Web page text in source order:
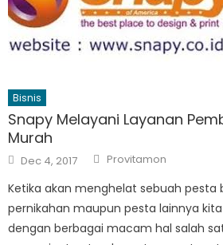
Bisnis
Snapy Melayani Layanan
Murah
Posted
on
Dec 4, 2017 Author
Provitamon
Ketika akan menghelat sebuah pesta
pernikahan maupun pesta lainnya
dengan berbagai macam hal salah